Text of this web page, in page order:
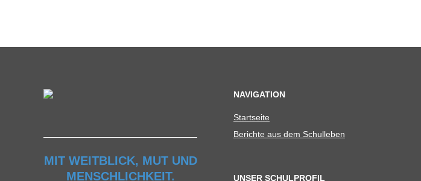
MIT WEITBLICK, MUT UND
MENSCHLICHKEIT.
NAVIGATION
Start­seite
Berichte aus dem Schulleben
UNSER SCHULPROFIL